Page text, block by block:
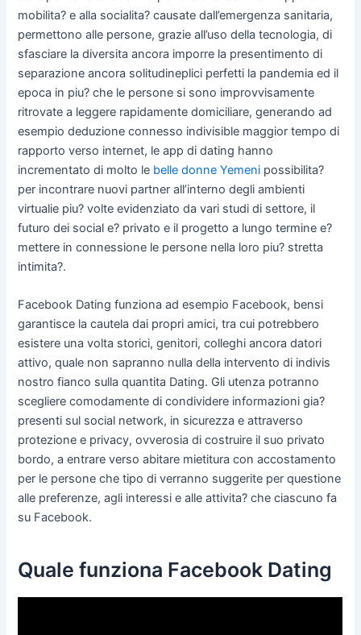
mobilita? e alla socialita? causate dall’emergenza sanitaria,
permettono alle persone, grazie all’uso della tecnologia, di
sfasciare la diversita ancora imporre la presentimento di
separazione ancora solitudineplici perfetti la pandemia ed il
epoca in piu? che le persone si sono improvvisamente
ritrovate a leggere rapidamente domiciliare, generando ad
esempio deduzione connesso indivisible maggior tempo di
rapporto verso internet, le app di dating hanno
incrementato di molto le belle donne Yemeni possibilita?
per incontrare nuovi partner all’interno degli ambienti
virtualie piu? volte evidenziato da vari studi di settore, il
futuro dei social e? privato e il progetto a lungo termine e?
mettere in connessione le persone nella loro piu? stretta
intimita?.
Facebook Dating funziona ad esempio Facebook, bensi
garantisce la cautela dai propri amici, tra cui potrebbero
esistere una volta storici, genitori, colleghi ancora datori
attivo, quale non sapranno nulla della intervento di indivis
nostro fianco sulla quantita Dating. Gli utenza potranno
scegliere comodamente di condividere informazioni gia?
presenti sul social network, in sicurezza e attraverso
protezione e privacy, ovverosia di costruire il suo privato
bordo, a entrare verso abitare mietitura con accostamento
per le persone che tipo di verranno suggerite per questione
alle preferenze, agli interessi e alle attivita? che ciascuno fa
su Facebook.
Quale funziona Facebook Dating